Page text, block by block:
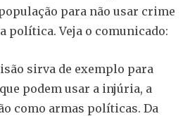
para não usar crime
política. Veja o comunicado:
sirva de exemplo para
podem usar a injúria, a
como armas políticas. Da